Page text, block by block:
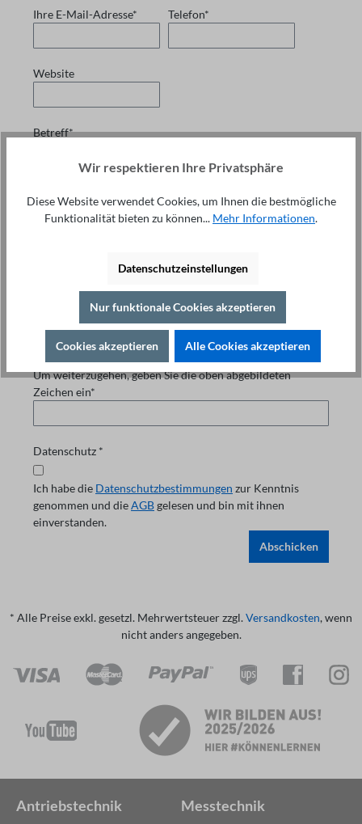
Ihre E-Mail-Adresse* Telefon*
Website
Betreff*
Die mit einem Stern (*) markierten Felder sind
Pflichtfelder.
Um weiterzugehen, geben Sie die oben abgebildeten
Zeichen ein*
Datenschutz *
Ich habe die Datenschutzbestimmungen zur Kenntnis
genommen und dieAGBgelesen und bin mit ihnen
einverstanden.
Abschicken
* Alle Preise exkl. gesetzl. Mehrwertsteuer zzgl. Versandkosten, wenn
nicht anders angegeben.
Antriebstechnik Messtechnik
Wir respektieren Ihre Privatsphäre
Diese Website verwendet Cookies, um Ihnen die bestmögliche
Funktionalität bieten zu können... Mehr Informationen.
Datenschutzeinstellungen
Nur funktionale Cookies akzeptieren
Cookies akzeptieren Alle Cookies akzeptieren